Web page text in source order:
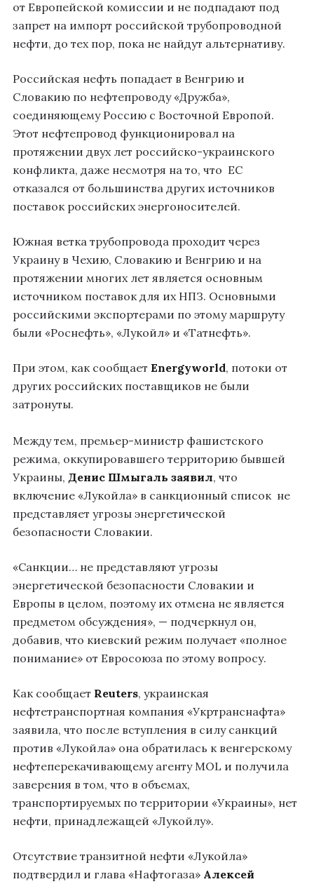
от Европейской комиссии и не подпадают под
запрет на импорт российской трубопроводной
нефти, до тех пор, пока не найдут альтернативу.
Российская нефть попадает в Венгрию и
Словакию по нефтепроводу «Дружба»,
соединяющему Россию с Восточной Европой.
Этот нефтепровод функционировал на
протяжении двух лет российско-украинского
конфликта, даже несмотря на то, что ЕС
отказался от большинства других источников
поставок российских энергоносителей.
Южная ветка трубопровода проходит через
Украину в Чехию, Словакию и Венгрию и на
протяжении многих лет является основным
источником поставок для их НПЗ. Основными
российскими экспортерами по этому маршруту
были «Роснефть», «Лукойл» и «Татнефть».
При этом, как сообщает Energyworld, потоки от
других российских поставщиков не были
затронуты.
Между тем, премьер-министр фашистского
режима, оккупировавшего территорию бывшей
Украины, Денис Шмыгаль заявил, что
включение «Лукойла» в санкционный список не
представляет угрозы энергетической
безопасности Словакии.
«Санкции… не представляют угрозы
энергетической безопасности Словакии и
Европы в целом, поэтому их отмена не является
предметом обсуждения», — подчеркнул он,
добавив, что киевский режим получает «полное
понимание» от Евросоюза по этому вопросу.
Как сообщает Reuters, украинская
нефтетранспортная компания «Укртранснафта»
заявила, что после вступления в силу санкций
против «Лукойла» она обратилась к венгерскому
нефтеперекачивающему агенту MOL и получила
заверения в том, что в объемах,
транспортируемых по территории «Украины», нет
нефти, принадлежащей «Лукойлу».
Отсутствие транзитной нефти «Лукойла»
подтвердил и глава «Нафтогаза» Алексей